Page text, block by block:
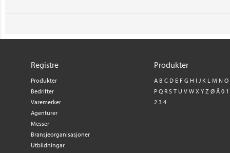
Registre
Produkter
Bedrifter
Varemerker
Agenturer
Messer
Bransjeorganisasjoner
Utbildningar
Produkter
A B C D E F G H I J K L M N O
P Q R S T U V W X Y Z Ø Å 0 1
2 3 4